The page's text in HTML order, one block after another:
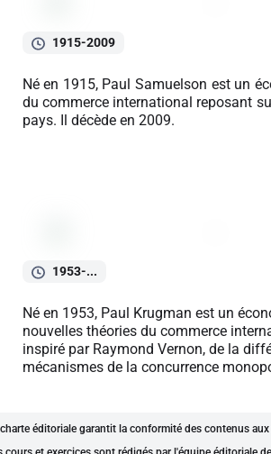
1915-2009
Né en 1915, Paul Samuelson est un
du commerce international reposant
pays. Il décède en 2009.
1953-...
Né en 1953, Paul Krugman est un
nouvelles théories du commerce
inspiré par Raymond Vernon, de la
mécanismes de la concurrence
charte éditoriale garantit la conformité des contenus